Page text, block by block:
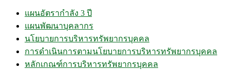
แผนอัตรากำลัง 3 ปี
แผนพัฒนาบุคลากร
นโยบายการบริหารทรัพยากรบุคคล
การดำเนินการตามนโยบายการบริหารทรัพยากรบุคคล
หลักเกณฑ์การบริหารทรัพยากรบุคคล